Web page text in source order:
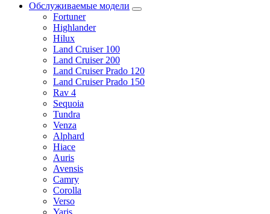
Обслуживаемые модели
Fortuner
Highlander
Hilux
Land Cruiser 100
Land Cruiser 200
Land Cruiser Prado 120
Land Cruiser Prado 150
Rav 4
Sequoia
Tundra
Venza
Alphard
Hiace
Auris
Avensis
Camry
Corolla
Verso
Yaris